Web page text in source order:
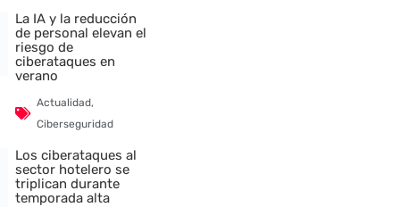
La IA y la reducción
de personal elevan el
riesgo de
ciberataques en
verano
Actualidad,
Ciberseguridad
Los ciberataques al
sector hotelero se
triplican durante
temporada alta